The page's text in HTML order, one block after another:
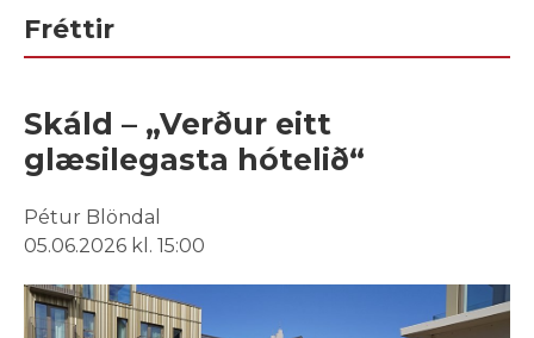
Fréttir
Skáld – „Verður eitt
glæsilegasta hótelið“
Pétur Blöndal
05.06.2026 kl. 15:00